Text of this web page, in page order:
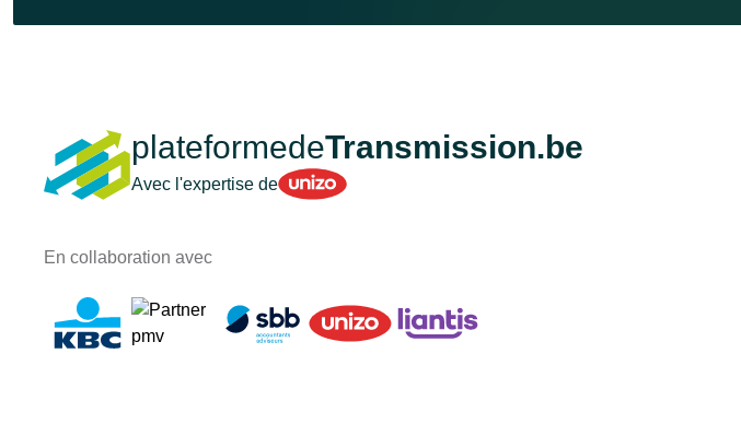
plateformedeTransmission.be
Avec l'expertise deUnizo
En collaboration avec